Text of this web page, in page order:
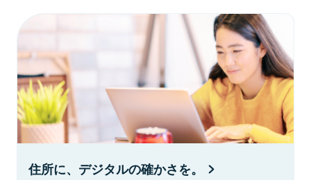
住所に、デジタルの確かさを。